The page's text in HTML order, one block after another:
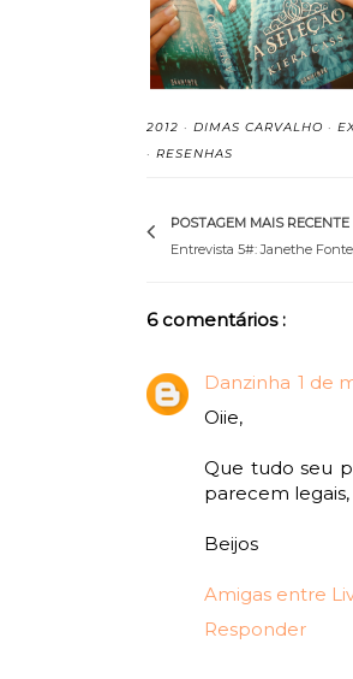
2012 · DIMAS CARVALHO ·
· RESENHAS
POSTAGEM MAIS RECENTE
Entrevista 5#: Janethe
6 comentários :
Danzinha 1 de
Oiie,
Que tudo seu
parecem
Beijos
Amigas entre
Responder